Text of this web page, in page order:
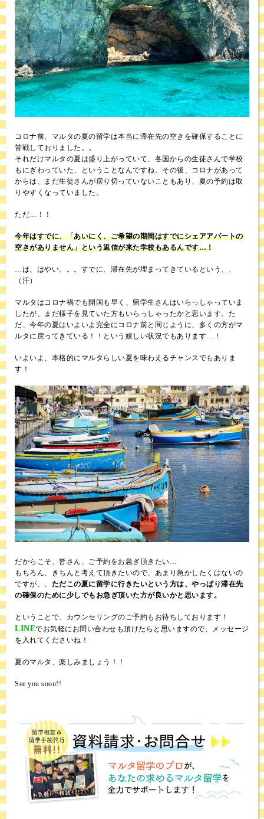
コロナ前、マルタの夏の留学は本当に滞在先の空きを確保することに
苦戦しておりました。。
それだけマルタの夏は盛り上がっていて、各国からの生徒さんで学校
もにぎわっていた、ということなんですね。その後、コロナがあって
からは、まだ生徒さんが戻り切っていないこともあり、夏の予約は取
りやすくなっていました。
ただ…！！
今年はすでに、「あいにく、ご希望の期間はすでにシェアアパートの
空きがありません」という返信が来た学校もあるんです…！
…は、はやい。。。すでに、滞在先が埋まってきているという、、
（汗）
マルタはコロナ禍でも開国も早く、留学生さんはいらっしゃっていま
したが、まだ様子を見ていた方もいらっしゃったかと思います。た
だ、今年の夏はいよいよ完全にコロナ前と同じように、多くの方がマ
ルタに戻ってきている！！という嬉しい状況でもあります…！
いよいよ、本格的にマルタらしい夏を味わえるチャンスでもありま
す！
だからこそ、皆さん、ご予約をお急ぎ頂きたい…
もちろん、きちんと考えて頂きたいので、あまり急かしたくはないの
ですが、、 ただこの夏に留学に行きたいという方は、やっぱり滞在先
の確保のために少しでもお急ぎ頂いた方が良いかと思います。
ということで、カウンセリングのご予約もお待ちしております！
LINEでお気軽にお問い合わせも頂けたらと思いますので、メッセージ
を入れてくださいね！
夏のマルタ、楽しみましょう！！
See you soon!!